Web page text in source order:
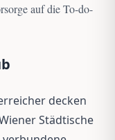
auf die To-do-
decken
Städtische